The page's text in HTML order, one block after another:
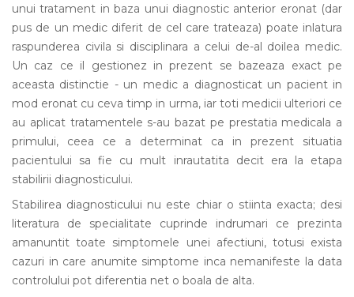
unui tratament in baza unui diagnostic anterior eronat (dar
pus de un medic diferit de cel care trateaza) poate inlatura
raspunderea civila si disciplinara a celui de-al doilea medic.
Un caz ce il gestionez in prezent se bazeaza exact pe
aceasta distinctie - un medic a diagnosticat un pacient in
mod eronat cu ceva timp in urma, iar toti medicii ulteriori ce
au aplicat tratamentele s-au bazat pe prestatia medicala a
primului, ceea ce a determinat ca in prezent situatia
pacientului sa fie cu mult inrautatita decit era la etapa
stabilirii diagnosticului.
Stabilirea diagnosticului nu este chiar o stiinta exacta; desi
literatura de specialitate cuprinde indrumari ce prezinta
amanuntit toate simptomele unei afectiuni, totusi exista
cazuri in care anumite simptome inca nemanifeste la data
controlului pot diferentia net o boala de alta.